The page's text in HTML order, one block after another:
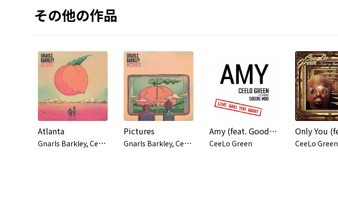
その他の作品
Atlanta
G
narls Barkley, CeeLo Green, Danger Mouse
Pictures
G
narls Barkley, CeeLo Green, Danger Mouse
Amy (feat. Goodie Mob)
CeeLo Green CeeLo Green